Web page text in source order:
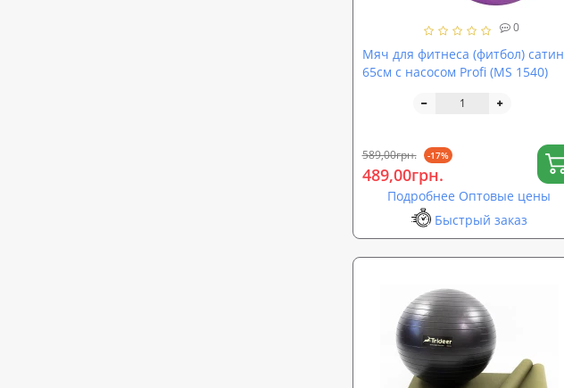
0
Мяч для фитнеса (фитбол) сатин
65см с насосом Profi (MS 1540)
589,00грн. -17%
489,00грн.
Подробнее Оптовые цены
Быстрый заказ